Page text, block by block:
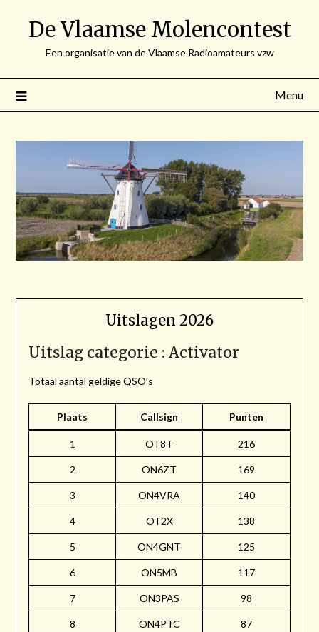
De Vlaamse Molencontest
Een organisatie van de Vlaamse Radioamateurs vzw
Menu
Uitslagen 2026
Uitslag categorie : Activator
Totaal aantal geldige QSO’s
Plaats Callsign Punten
1 OT8T 216
2 ON6ZT 169
3 ON4VRA 140
4 OT2X 138
5 ON4GNT 125
6 ON5MB 117
7 ON3PAS 98
8 ON4PTC 87